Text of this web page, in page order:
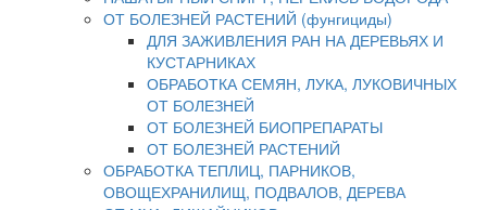
ОТ БОЛЕЗНЕЙ РАСТЕНИЙ (фунгициды)
ДЛЯ ЗАЖИВЛЕНИЯ РАН НА ДЕРЕВЬЯХ И
КУСТАРНИКАХ
ОБРАБОТКА СЕМЯН, ЛУКА, ЛУКОВИЧНЫХ
ОТ БОЛЕЗНЕЙ
ОТ БОЛЕЗНЕЙ БИОПРЕПАРАТЫ
ОТ БОЛЕЗНЕЙ РАСТЕНИЙ
ОБРАБОТКА ТЕПЛИЦ, ПАРНИКОВ,
ОВОЩЕХРАНИЛИЩ, ПОДВАЛОВ, ДЕРЕВА